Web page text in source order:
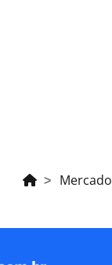
Mercado